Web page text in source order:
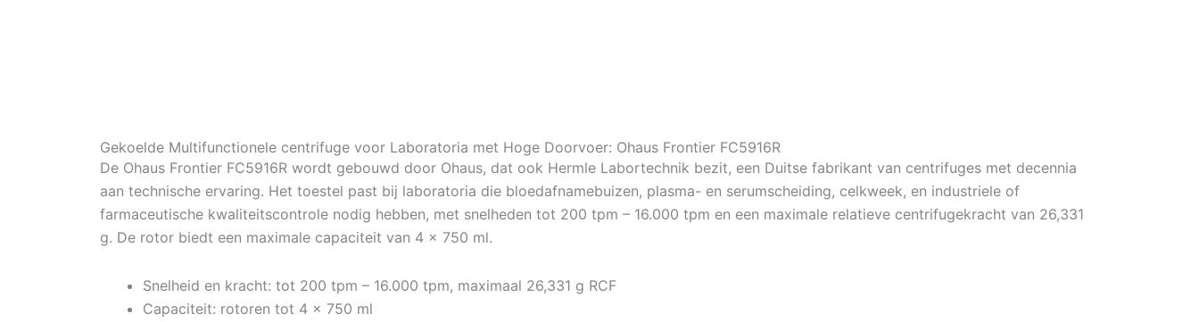
Gekoelde Multifunctionele centrifuge voor Laboratoria met Hoge Doorvoer: Ohaus Frontier FC5916R
De Ohaus Frontier FC5916R wordt gebouwd door Ohaus, dat ook Hermle Labortechnik bezit, een Duitse fabrikant van centrifuges met decennia
aan technische ervaring. Het toestel past bij laboratoria die bloedafnamebuizen, plasma- en serumscheiding, celkweek, en industriele of
farmaceutische kwaliteitscontrole nodig hebben, met snelheden tot 200 tpm – 16.000 tpm en een maximale relatieve centrifugekracht van 26,331
g. De rotor biedt een maximale capaciteit van 4 x 750 ml.
Snelheid en kracht: tot 200 tpm – 16.000 tpm, maximaal 26,331 g RCF
Capaciteit: rotoren tot 4 x 750 ml